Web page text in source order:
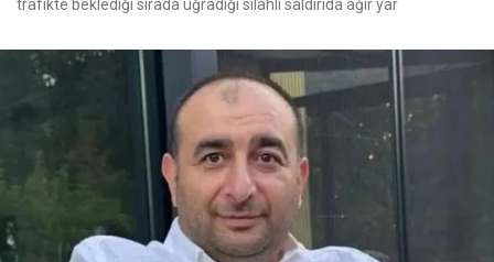
trafikte beklediği sırada uğradığı silahlı saldırıda ağır yar